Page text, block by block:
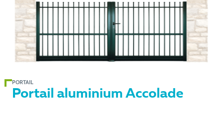
PORTAIL
Portail aluminium Accolade